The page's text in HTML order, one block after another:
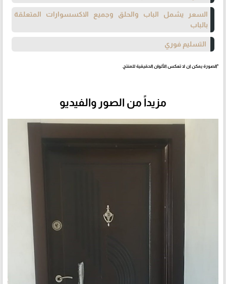
السعر يشمل الباب والحلق وجميع الاكسسوارات المتعلقة
بالباب
التسليم فوري
*الصورة يمكن ان لا تعكس الألوان الحقيقية للمنتج.
مزيداً من الصور والفيديو